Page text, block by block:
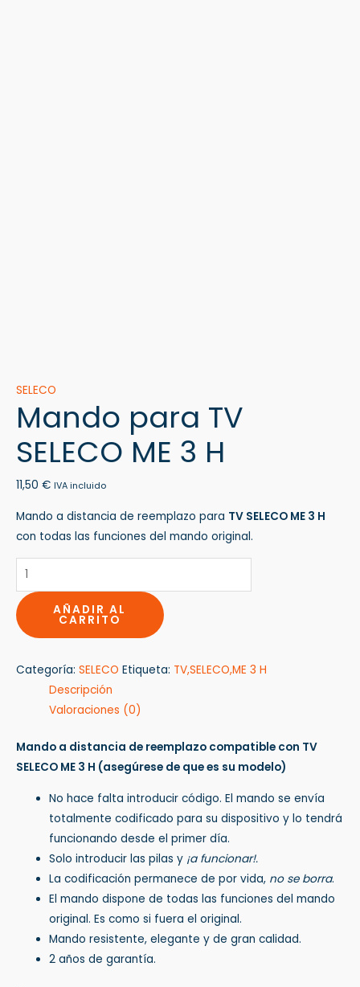
SELECO
Mando para TV
SELECO ME 3 H
11,50 € IVA incluido
Mando a distancia de reemplazo para TV SELECO ME 3 H
con todas las funciones del mando original.
AÑADIR AL
CARRITO
Categoría: SELECO Etiqueta: TV,SELECO,ME 3 H
Descripción
Valoraciones (0)
Mando a distancia de reemplazo compatible con TV
SELECO ME 3 H (asegúrese de que es su modelo)
No hace falta introducir código. El mando se envía
totalmente codificado para su dispositivo y lo tendrá
funcionando desde el primer día.
Solo introducir las pilas y ¡a funcionar!.
La codificación permanece de por vida, no se borra.
El mando dispone de todas las funciones del mando
original. Es como si fuera el original.
Mando resistente, elegante y de gran calidad.
2 años de garantía.